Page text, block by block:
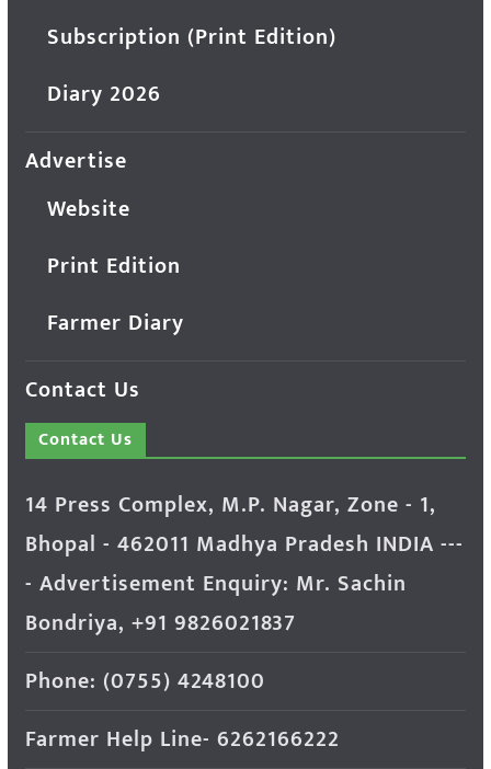
Subscription (Print Edition)
Diary 2026
Advertise
Website
Print Edition
Farmer Diary
Contact Us
Contact Us
14 Press Complex, M.P. Nagar, Zone - 1,
Bhopal - 462011 Madhya Pradesh INDIA ---
- Advertisement Enquiry: Mr. Sachin
Bondriya, +91 9826021837
Phone: (0755) 4248100
Farmer Help Line- 6262166222